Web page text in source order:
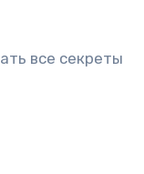
все секреты